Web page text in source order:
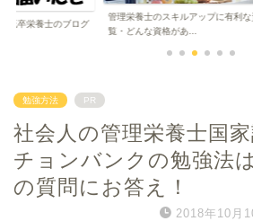
【総まとめ】管理栄養士の勉強｜
らの社会人や既卒が...
勉強方法 PR
社会人の管理栄養士国
チョンバンクの勉強法
の質問にお答え！
2018年10月